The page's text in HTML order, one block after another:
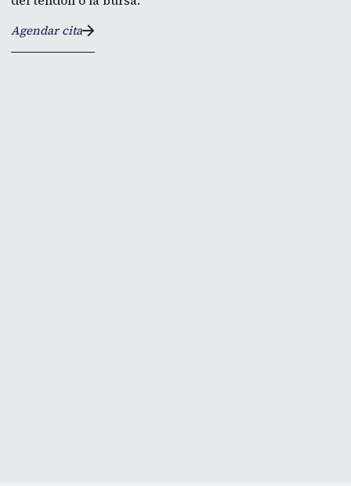
Agendar cita